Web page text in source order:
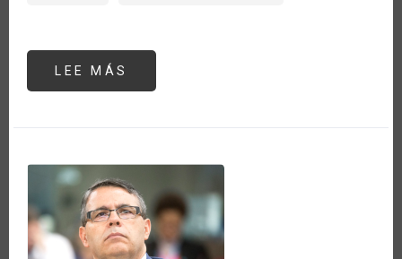
LEE MÁS
PÚBLICAS
DE
INTERCAMBIO
EN
AMÉRICA
LATINA
Y